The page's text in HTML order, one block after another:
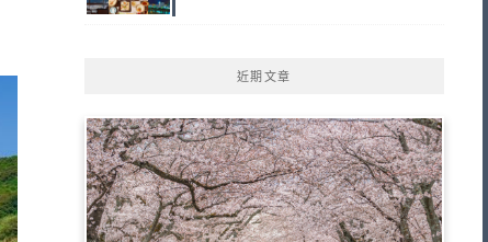
近期文章